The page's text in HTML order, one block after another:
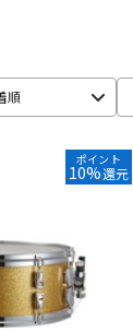
順
ポイント
10%還元